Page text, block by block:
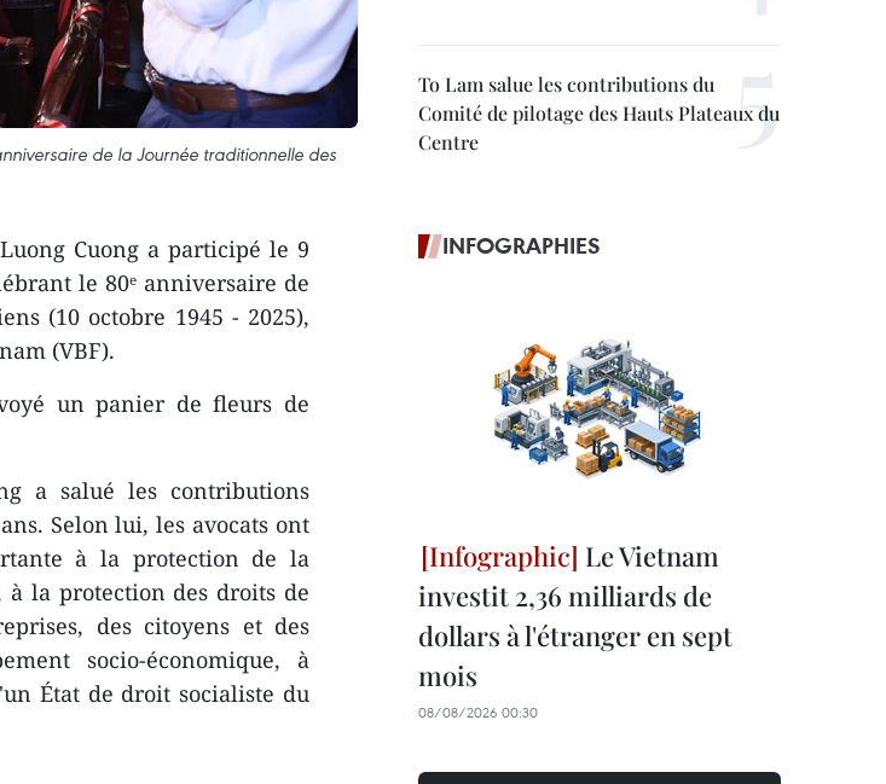
de la Journée traditionnelle des
Cuong a participé le 9
le 80ᵉ anniversaire de
(10 octobre 1945 - 2025),
(VBF).
un panier de fleurs de
a salué les contributions
Selon lui, les avocats ont
à la protection de la
la protection des droits de
des citoyens et des
socio-économique, à
État de droit socialiste du
To Lam salue les contributions du
Comité de pilotage des Hauts Plateaux du
Centre
INFOGRAPHIES
Le Vietnam
investit 2,36 milliards de
dollars à l'étranger en sept
mois
08/08/2026 00:30